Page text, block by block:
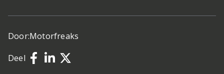
Door:Motorfreaks
Deel